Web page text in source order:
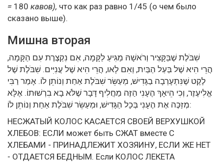
= 180 кавов), что как раз равно 1/45 (о чем было
сказано выше).
Мишна вторая
שִׁבֹּלֶת שֶׁבַּקָּצִיר וְרֹאשָׁהּ מַגִּיעַ לַקָּמָה, אִם נִקְצֶרֶת עִם הַקָּמָה,
הֲרֵי הִיא שֶׁל בַּעַל הַבַּיִת, וְאִם לָאו, הֲרֵי הִיא שֶׁל עֲנִיִּים. שִׁבֹּלֶת שֶׁל
לֶקֶט שֶׁנִּתְעָרְבָה בַגָּדִישׁ, מְעַשֵּׂר שִׁבֹּלֶת אַחַת וְנוֹתֵן לוֹ. אָמַר רַבִּי
אֱלִיעֶזֶר, וְכִי הֵיאָךְ הֶעָנִי הַזֶּה מַחֲלִיף דָּבָר שֶׁלֹּא בָא בִרְשׁוּתוֹ. אֶלָּא
מְזַכֶּה אֶת הֶעָנִי בְּכָל הַגָּדִישׁ, וּמְעַשֵּׂר שִׁבֹּלֶת אַחַת וְנוֹתֵן לוֹ:
НЕСЖАТЫЙ КОЛОС КАСАЕТСЯ СВОЕЙ ВЕРХУШКОЙ
ХЛЕБОВ: ЕСЛИ может быть СЖАТ вместе С
ХЛЕБАМИ - ПРИНАДЛЕЖИТ ХОЗЯИНУ, ЕСЛИ ЖЕ НЕТ
- ОТДАЕТСЯ БЕДНЫМ. Если КОЛОС ЛЕКЕТА